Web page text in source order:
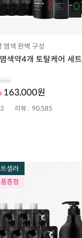
염색 완벽 구성
색약4개 토탈케어 세트
163,000원
리뷰 : 90,585